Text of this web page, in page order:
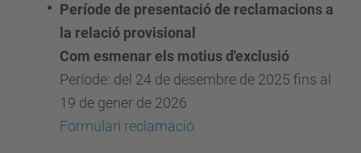
Període de presentació de reclamacions a
la relació provisional
Com esmenar els motius d'exclusió
Període: del 24 de desembre de 2025 fins al
19 de gener de 2026
Formulari reclamació